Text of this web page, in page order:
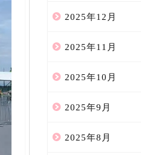
2025年12月
2025年11月
2025年10月
2025年9月
2025年8月